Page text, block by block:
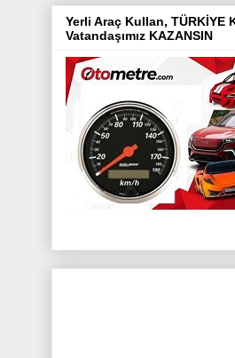
Yerli Araç Kullan, TÜRKİYE
Vatandaşımız KAZANSIN